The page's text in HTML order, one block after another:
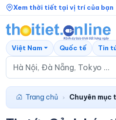
Xem thời tiết tại vị trí của bạn
Việt Nam Quốc tế Tin
Trang chủ › Chuyên mục